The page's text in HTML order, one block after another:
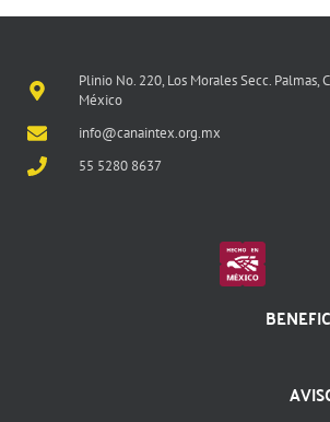
Plinio No. 220, Los Morales Secc. Palmas,
México
info@canaintex.org.mx
55 5280 8637